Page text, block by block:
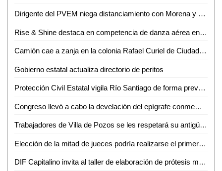
Dirigente del PVEM niega distanciamiento con Morena y Defiende Alianza
Rise & Shine destaca en competencia de danza aérea en Monterrey
Camión cae a zanja en la colonia Rafael Curiel de Ciudad Valles
Gobierno estatal actualiza directorio de peritos
Protección Civil Estatal vigila Río Santiago de forma preventiva
Congreso llevó a cabo la develación del epígrafe conmemorativo "2024 Bicentenario del Congreso constituyente del estado de San Luis Potosí"
Trabajadores de Villa de Pozos se les respetará su antigüedad
Elección de la mitad de jueces podría realizarse el primer trimestre de 2025: AMLO
DIF Capitalino invita al taller de elaboración de prótesis mamarias